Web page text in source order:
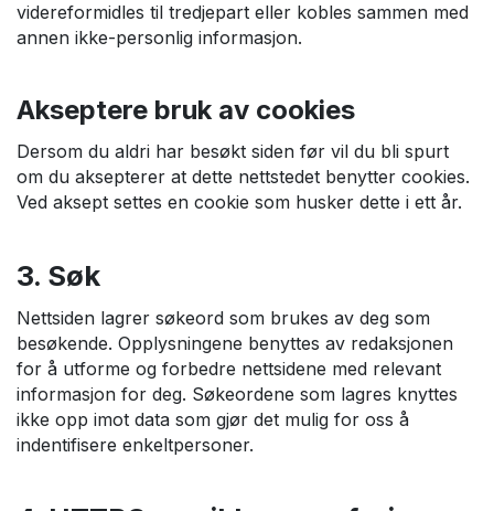
videreformidles til tredjepart eller kobles sammen med
annen ikke-personlig informasjon.
Akseptere bruk av cookies
Dersom du aldri har besøkt siden før vil du bli spurt
om du aksepterer at dette nettstedet benytter cookies.
Ved aksept settes en cookie som husker dette i ett år.
3. Søk
Nettsiden lagrer søkeord som brukes av deg som
besøkende. Opplysningene benyttes av redaksjonen
for å utforme og forbedre nettsidene med relevant
informasjon for deg. Søkeordene som lagres knyttes
ikke opp imot data som gjør det mulig for oss å
indentifisere enkeltpersoner.